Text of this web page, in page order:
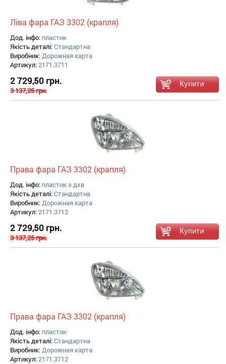
Ліва фара ГАЗ 3302 (крапля)
Дод. інфо: пластик
Якість деталі:Стандартна
Виробник:Дорожная карта
Артикул:2171.3711
2 729,50 грн.
3 137,25 грн.
Права фара ГАЗ 3302 (крапля)
Дод. інфо: пластик з дхв
Якість деталі:Стандартна
Виробник:Дорожная карта
Артикул:2171.3712
2 729,50 грн.
3 137,25 грн.
Права фара ГАЗ 3302 (крапля)
Дод. інфо: пластик
Якість деталі:Стандартна
Виробник:Дорожная карта
Артикул:2171.3712